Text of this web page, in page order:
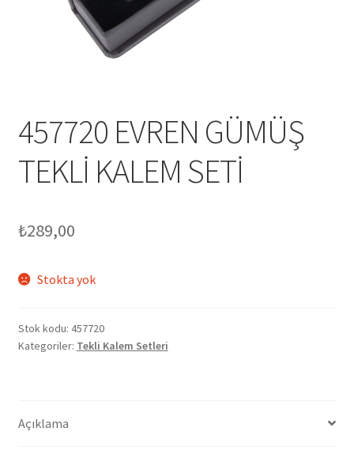
457720 EVREN GÜMÜŞ
TEKLİ KALEM SETİ
₺289,00
Stokta yok
Stok kodu: 457720
Kategoriler: Tekli Kalem Setleri
Açıklama